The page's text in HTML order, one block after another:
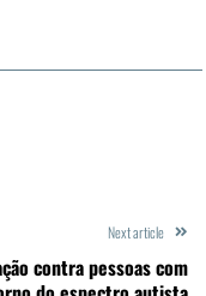
Next article
contra pessoas com